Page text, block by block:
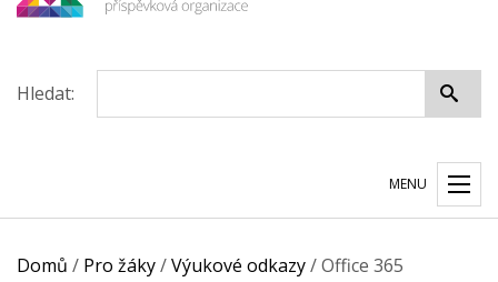
Hledat:
MENU
Domů / Pro žáky/Výukové odkazy/Office 365